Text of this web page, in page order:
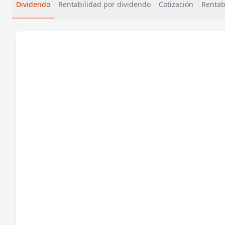
Dividendo Rentabilidad por dividendo Cotización